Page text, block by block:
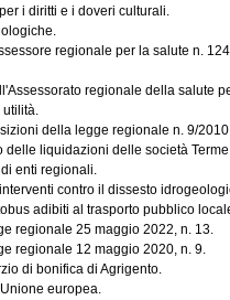
i diritti e i doveri culturali.
regionale per la salute n.
regionale della salute
utilità.
della legge regionale n. 9/
liquidazioni delle società
enti regionali.
contro il dissesto
adibiti al trasporto pubblico
regionale 25 maggio 2022, n. 13.
regionale 12 maggio 2020, n. 9.
di bonifica di Agrigento.
europea.